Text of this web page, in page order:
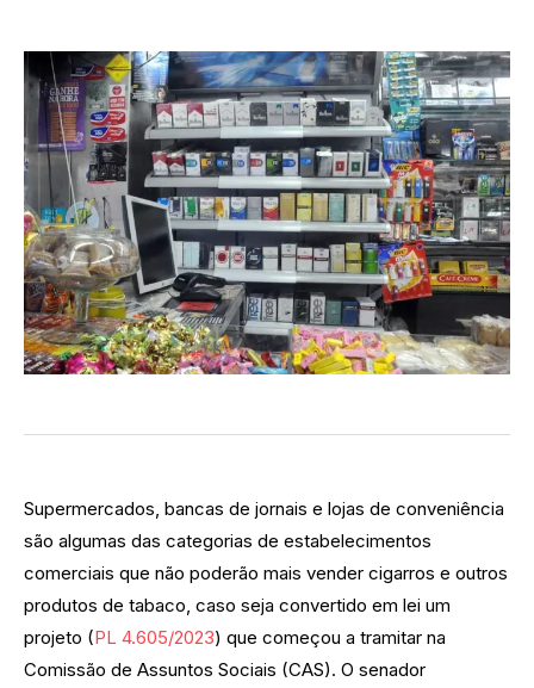
Supermercados, bancas de jornais e lojas de conveniência
são algumas das categorias de estabelecimentos
comerciais que não poderão mais vender cigarros e outros
produtos de tabaco, caso seja convertido em lei um
projeto (PL 4.605/2023) que começou a tramitar na
Comissão de Assuntos Sociais (CAS). O senador